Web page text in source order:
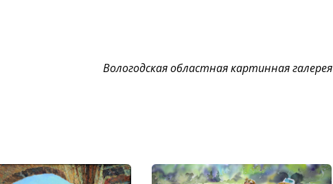
Вологодская областная картинная галерея